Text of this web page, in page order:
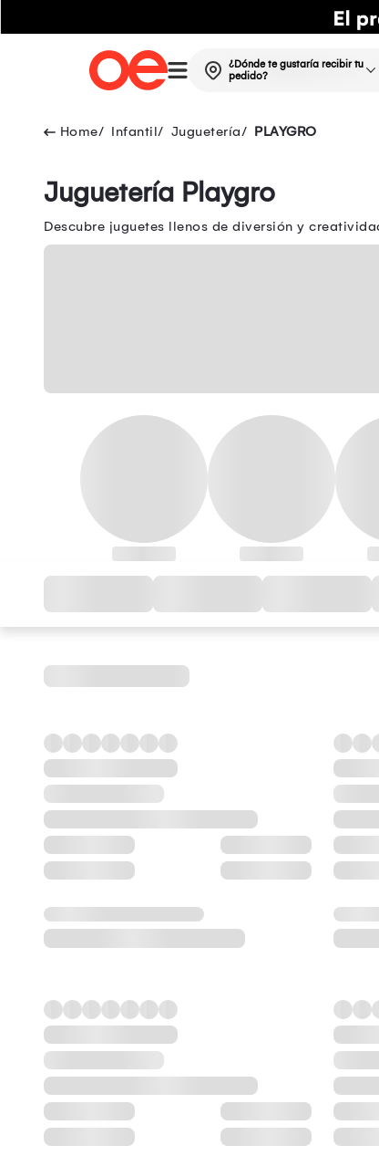
¿Dónde te gustaría recibir tu
pedido?
Infantil Juguetería PLAYGRO
Juguetería Playgro
Descubre juguetes llenos de diversión y